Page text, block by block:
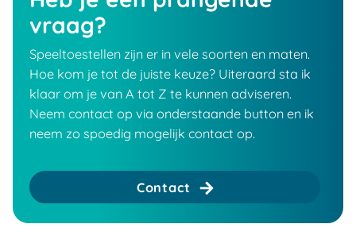
vraag?
Speeltoestellen zijn er in vele soorten en maten.
Hoe kom je tot de juiste keuze? Uiteraard sta ik
klaar om je van A tot Z te kunnen adviseren.
Neem contact op via onderstaande button en ik
neem zo spoedig mogelijk contact op.
Contact